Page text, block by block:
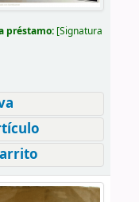
préstamo: Signatura